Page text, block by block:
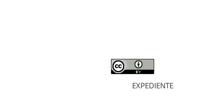
EXPEDIENTE